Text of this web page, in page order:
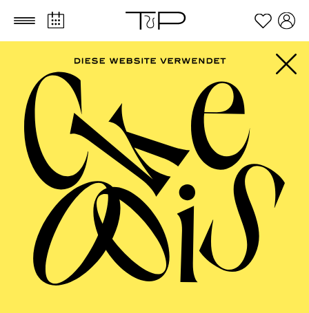
Zum Hauptinhalt springen Zum Footer springen
PHILHARMONIE
Philharmonie entdecken
Die Grüne
Klangwerkstatt
Kompositionsprojekt für Grund- und
Förderschulen